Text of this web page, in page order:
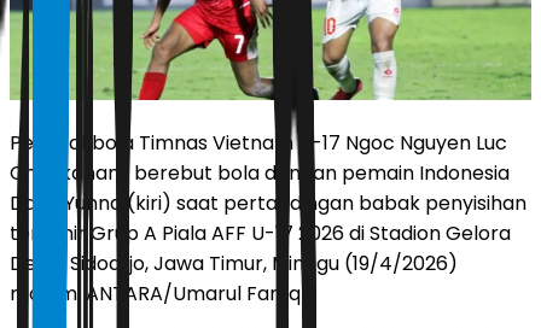
Pesepakbola Timnas Vietnam U-17 Ngoc Nguyen Luc
Chu (kanan) berebut bola dengan pemain Indonesia
Dava Yunna (kiri) saat pertandingan babak penyisihan
terakhir Grup A Piala AFF U-17 2026 di Stadion Gelora
Delta, Sidoarjo, Jawa Timur, Minggu (19/4/2026)
malam. ANTARA/Umarul Faruq